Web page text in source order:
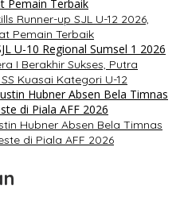
Runner-up SJL U-12 2026,
Pemain Terbaik
I Berakhir Sukses, Putra
Kuasai Kategori U-12
Hubner Absen Bela Timnas
di Piala AFF 2026